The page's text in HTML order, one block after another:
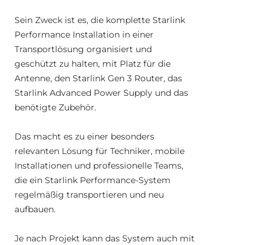
Sein Zweck ist es, die komplette Starlink
Performance Installation in einer
Transportlösung organisiert und
geschützt zu halten, mit Platz für die
Antenne, den Starlink Gen 3 Router, das
Starlink Advanced Power Supply und das
benötigte Zubehör.
Das macht es zu einer besonders
relevanten Lösung für Techniker, mobile
Installationen und professionelle Teams,
die ein Starlink Performance-System
regelmäßig transportieren und neu
aufbauen.
Je nach Projekt kann das System auch mit